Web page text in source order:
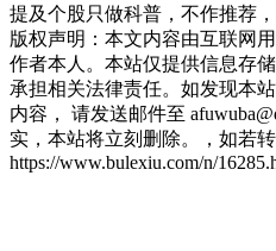
提及个股只做科普，不作推荐
版权声明：本文内容由互联网
作者本人。本站仅提供信息存
承担相关法律责任。如发现本
内容， 请发送邮件至
实，本站将立刻删除。，如若
https://www.bulexiu.com/n/